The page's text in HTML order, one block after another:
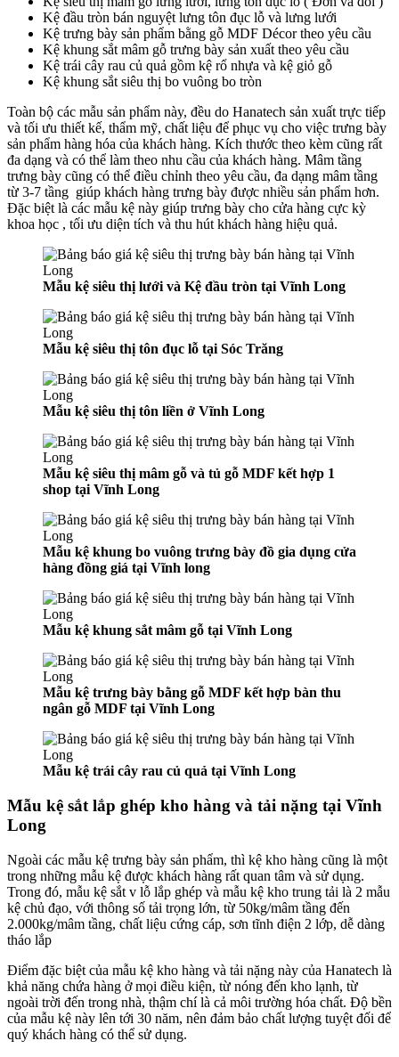
Kệ đầu tròn bán nguyệt lưng tôn đục lỗ và lưng lưới
Kệ trưng bày sản phẩm bằng gỗ MDF Décor theo yêu cầu
Kệ khung sắt mâm gỗ trưng bày sản xuất theo yêu cầu
Kệ trái cây rau củ quả gồm kệ rổ nhựa và kệ giỏ gỗ
Kệ khung sắt siêu thị bo vuông bo tròn
Toàn bộ các mẫu sản phẩm này, đều do Hanatech sản xuất trực tiếp
và tối ưu thiết kế, thẩm mỹ, chất liệu để phục vụ cho việc trưng bày
sản phẩm hàng hóa của khách hàng. Kích thước theo kèm cũng rất
đa dạng và có thể làm theo nhu cầu của khách hàng. Mâm tầng
trưng bày cũng có thể điều chỉnh theo yêu cầu, đa dạng mâm tầng
từ 3-7 tầng giúp khách hàng trưng bày được nhiều sản phẩm hơn.
Đặc biệt là các mẫu kệ này giúp trưng bày cho cửa hàng cực kỳ
khoa học , tối ưu diện tích và thu hút khách hàng hiệu quả.
Mẫu kệ siêu thị lưới và Kệ đầu tròn tại Vĩnh Long
Mẫu kệ siêu thị tôn đục lỗ tại Sóc Trăng
Mẫu kệ siêu thị tôn liền ở Vĩnh Long
Mẫu kệ siêu thị mâm gỗ và tủ gỗ MDF kết hợp 1
shop tại Vĩnh Long
Mẫu kệ khung bo vuông trưng bày đồ gia dụng cửa
hàng đồng giá tại Vĩnh long
Mẫu kệ khung sắt mâm gỗ tại Vĩnh Long
Mẫu kệ trưng bày bằng gỗ MDF kết hợp bàn thu
ngân gỗ MDF tại Vĩnh Long
Mẫu kệ trái cây rau củ quả tại Vĩnh Long
Mẫu kệ sắt lắp ghép kho hàng và tải nặng tại Vĩnh
Long
Ngoài các mẫu kệ trưng bày sản phẩm, thì kệ kho hàng cũng là một
trong những mẫu kệ được khách hàng rất quan tâm và sử dụng.
Trong đó, mẫu kệ sắt v lỗ lắp ghép và mẫu kệ kho trung tải là 2 mẫu
kệ chủ đạo, với thông số tải trọng lớn, từ 50kg/mâm tầng đến
2.000kg/mâm tầng, chất liệu cứng cáp, sơn tĩnh điện 2 lớp, dễ dàng
tháo lắp
Điểm đặc biệt của mẫu kệ kho hàng và tải nặng này của Hanatech là
khả năng chứa hàng ở mọi điều kiện, từ nóng đến kho lạnh, từ
ngoài trời đến trong nhà, thậm chí là cả môi trường hóa chất. Độ bền
của mẫu kệ này lên tới 30 năm, nên đảm bảo chất lượng tuyệt đối để
quý khách hàng có thể sử dụng.